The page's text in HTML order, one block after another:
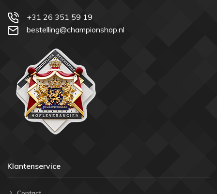
+31 26 351 59 19
bestelling@championshop.nl
Klantenservice